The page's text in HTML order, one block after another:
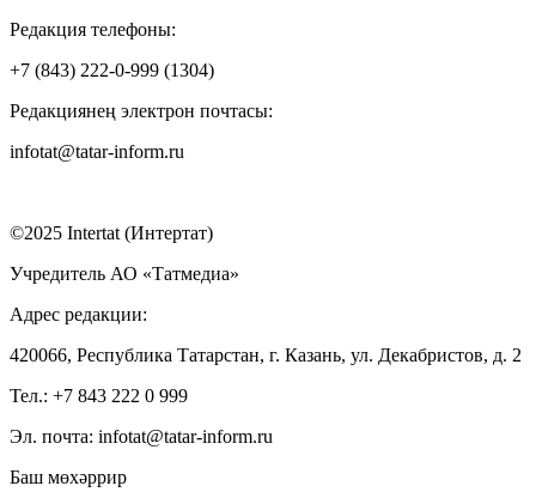
Редакция телефоны:
+7 (843) 222-0-999 (1304)
Редакциянең электрон почтасы:
infotat@tatar-inform.ru
©2025 Intertat (Интертат)
Учредитель АО «Татмедиа»
Адрес редакции:
420066, Республика Татарстан, г. Казань, ул. Декабристов, д. 2
Тел.: +7 843 222 0 999
Эл. почта: infotat@tatar-inform.ru
Баш мөхәррир